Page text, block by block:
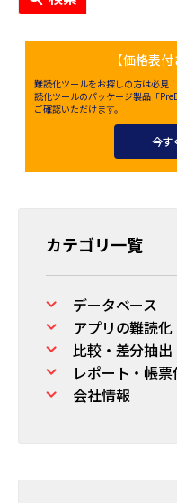
【価格表
難読化ツールをお探しの方は必見
読化ツールのパッケージ製品「
ご確認いただけます。
今す
カテゴリ一覧
データベース
アプリの難読化
比較・差分抽出
レポート・帳
会社情報